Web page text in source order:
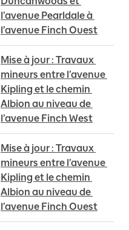
l’avenue Pearldale à
l’avenue Finch Ouest
Mise à jour : Travaux
mineurs entre l’avenue
Kipling et le chemin
Albion au niveau de
l’avenue Finch West
Mise à jour : Travaux
mineurs entre l’avenue
Kipling et le chemin
Albion au niveau de
l’avenue Finch Ouest